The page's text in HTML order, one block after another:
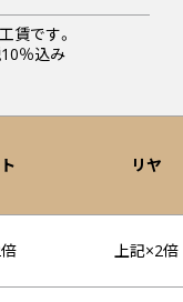
賃です。
10％込み
リヤ
上記×2倍